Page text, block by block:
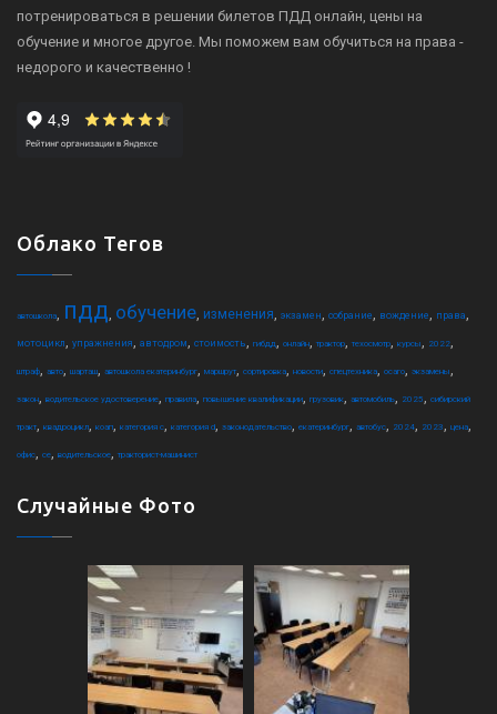
потренироваться в решении билетов ПДД онлайн, цены на
обучение и многое другое. Мы поможем вам обучиться на права -
недорого и качественно !
Облако Тегов
автошкола, пдд, обучение, изменения, экзамен, собрание, вождение, права,
мотоцикл, упражнения, автодром, стоимость, гибдд, онлайн, трактор, техосмотр, курсы, 2022,
штраф, авто, шарташ, автошкола екатеринбург, маршрут, сортировка, новости, спецтехника, осаго, экзамены,
закон, водительское удостоверение, правила, повышение квалификации, грузовик, автомобиль, 2025, сибирский
тракт, квадроцикл, коап, категория c, категория d, законодательство, екатеринбург, автобус, 2024, 2023, цена,
офис, ce, водительское, тракторист-машинист
Случайные Фото